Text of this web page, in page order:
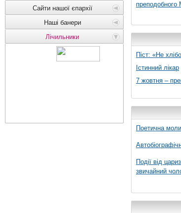
Сайти нашої єпархії
Наші банери
Лічильники
преподобного
Піст: «Не
Істинний лікар
7 жовтня –
Поетична
Події від
звичайний